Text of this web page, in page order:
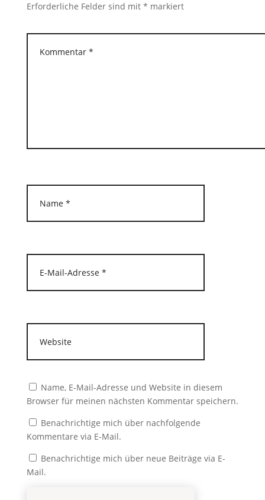
Erforderliche Felder sind mit * markiert
Name, E-Mail-Adresse und Website in diesem
Browser für meinen nächsten Kommentar speichern.
Benachrichtige mich über nachfolgende
Kommentare via E-Mail.
Benachrichtige mich über neue Beiträge via E-
Mail.